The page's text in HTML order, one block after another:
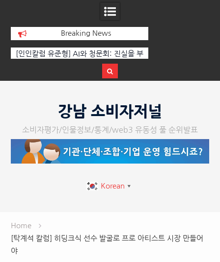
Breaking News
형] AI와 청문회: 진실을 부
다.
‘K-AI 아트 거장’ 장인보 감독, Ai 기술에
페스티벌’ 성황리에 막 내려
강남 소비자저널
소비자평가/인물정보/통계/web3 유동성 풀 순위발표
Korean ▼
Home
[탁계석 칼럼] 히딩크식 선수 발굴로 프로 아티스트 시장 만들어
야